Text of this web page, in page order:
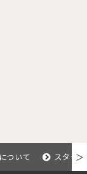
ついて スタッ＞